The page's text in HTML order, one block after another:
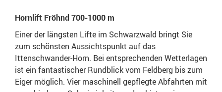
Hornlift Fröhnd 700-1000 m
Einer der längsten Lifte im Schwarzwald bringt Sie
zum schönsten Aussichtspunkt auf das
Ittenschwander-Horn. Bei entsprechenden Wetterlagen
ist ein fantastischer Rundblick vom Feldberg bis zum
Eiger möglich. Vier maschinell gepflegte Abfahrten mit